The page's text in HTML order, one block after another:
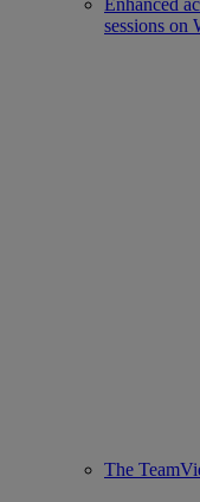
Enhanced
sessions on
The